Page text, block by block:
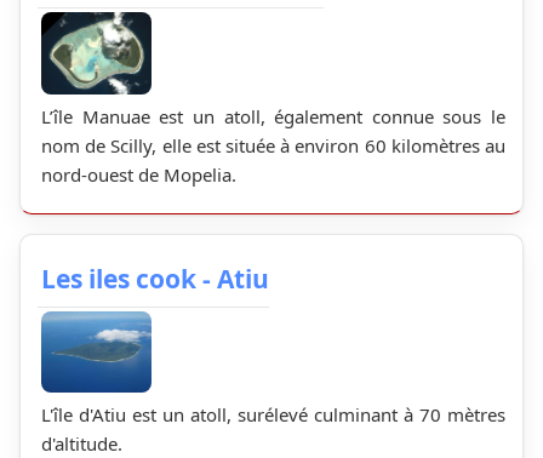
L’île Manuae est un atoll, également connue sous le
nom de Scilly, elle est située à environ 60 kilomètres au
nord-ouest de Mopelia.
Les iles cook - Atiu
L'île d'Atiu est un atoll, surélevé culminant à 70 mètres
d'altitude.